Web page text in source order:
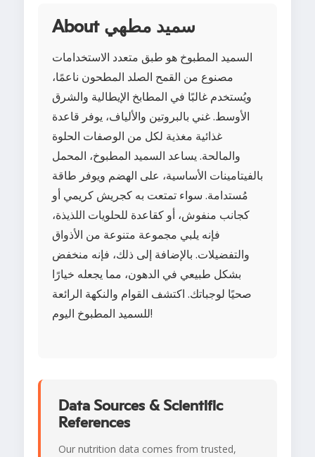
About سميد مطهي
السميد المطبوخ هو طبق متعدد الاستخدامات
مصنوع من القمح الصلد المطحون ناعمًا،
ويُستخدم غالبًا في المطابخ الإيطالية والشرق
الأوسط. غني بالبروتين والألياف، يوفر قاعدة
غذائية مغذية لكل من الوصفات الحلوة
والمالحة. يساعد السميد المطبوخ، المحمل
بالفيتامينات الأساسية، على الهضم ويوفر طاقة
مُستدامة. سواء تمتعت به كجريش كريمي أو
كجانب منفوش، أو كقاعدة للحلويات اللذيذة،
فإنه يلبي مجموعة متنوعة من الأذواق
والتفضيلات. بالإضافة إلى ذلك، فإنه منخفض
بشكل طبيعي في الدهون، مما يجعله خيارًا
صحيًا لوجباتك. اكتشف القوام والنكهة الرائعة
للسميد المطبوخ اليوم!
Data Sources & Scientific
References
Our nutrition data comes from trusted,